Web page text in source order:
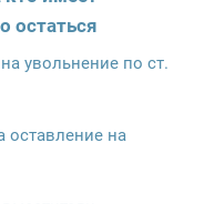
остаться
увольнение по ст.
оставление на